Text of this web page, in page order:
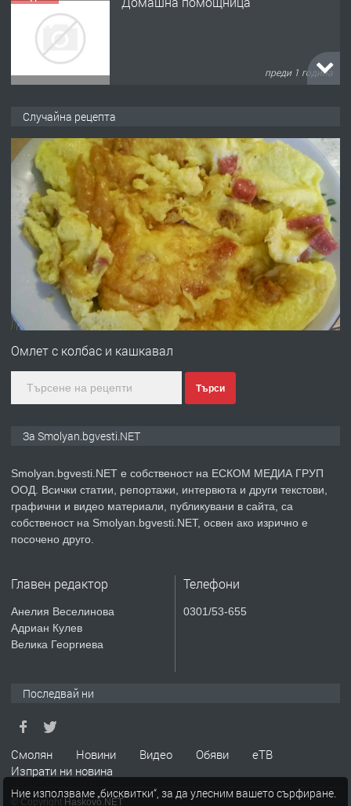
преди 1 година
преди 2 години
ПРЕДЛАГА
УДЪЛЖАВАНЕ НА ЧОВЕШКИЯТ
ЖИВОТ И ПОДОБРЯВАНЕ НА
НЕГОВОТО КАЧЕСТВО
преди 2 години
Имот в Северна Гърция, до Кавала
преди 2 години
ПРЕДЛАГА КЪЩА В МАРОНЯ
ТЪРСИ
Случайна рецепта
Омлет с колбас и кашкавал
Търси
За Smolyan.bgvesti.NET
Smolyan.bgvesti.NET е собственост на ЕСКОМ МЕДИА ГРУП
ООД. Всички статии, репортажи, интервюта и други текстови,
графични и видео материали, публикувани в сайта, са
собственост на Smolyan.bgvesti.NET, освен ако изрично е
посочено друго.
Главен редактор
Анелия Веселинова
Адриан Кулев
Велика Георгиева
Телефони
0301/53-655
Последвай ни
Смолян Новини Видео Обяви
еТВ
Изпрати ни новина
© Copyright Haskovo.NET
Ние използваме „бисквитки“, за да улесним вашето сърфиране.